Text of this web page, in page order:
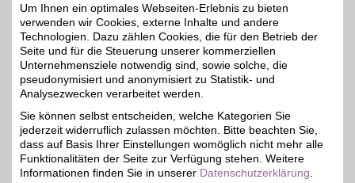
5%
NKD
Aktuelle Mode für die
ganze Familie,
funktionale
Sportbekleidung über
Heimtextilien und
saisonale
zu ausgewählten
Markensortimenten- das
alles zu günstigen Preisen
im NKD Online-Shop oder
in Filialen vor Ort. Jetzt
Um Ihnen ein optimales Webseiten-Erlebnis zu bieten
verwenden wir Cookies, externe Inhalte und andere
Technologien. Dazu zählen Cookies, die für den Betrieb der
Seite und für die Steuerung unserer kommerziellen
Unternehmensziele notwendig sind, sowie solche, die
pseudonymisiert und anonymisiert zu Statistik- und
Analysezwecken verarbeitet werden.
Sie können selbst entscheiden, welche Kategorien Sie
jederzeit widerruflich zulassen möchten. Bitte beachten Sie,
dass auf Basis Ihrer Einstellungen womöglich nicht mehr alle
Funktionalitäten der Seite zur Verfügung stehen. Weitere
Informationen finden Sie in unserer Datenschutzerklärung